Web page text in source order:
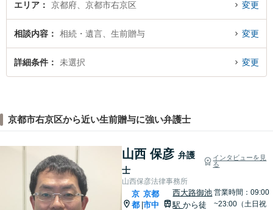
エリア 京都府、京都市右京区 変更
相談内容 相続・遺言、生前贈与 変更
詳細条件 未選択 変更
京都市右京区から近い生前贈与に強い弁護士
山西 保彦 弁護
士
インタビューを見
る
山西保彦法律事務所
京
都 |
京都
市中
西大路御池
駅から徒
営業時間：09:00
~23:00（土日祝